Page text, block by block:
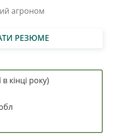
агроном
РЕЗЮМЕ
кінці року)